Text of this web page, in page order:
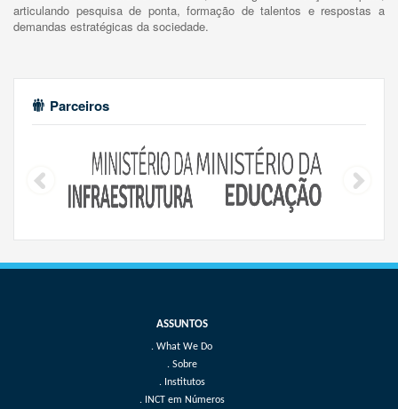
articulando pesquisa de ponta, formação de talentos e respostas a
demandas estratégicas da sociedade.
Parceiros
What We Do
Sobre
Institutos
INCT em Números